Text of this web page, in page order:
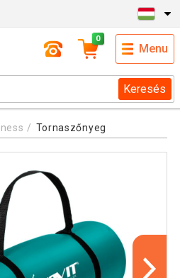
Keresés
0
Menu
Tornaszőnyeg